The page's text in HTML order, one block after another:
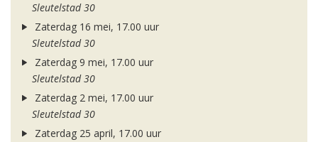
Sleutelstad 30
Zaterdag 16 mei, 17.00 uur
Sleutelstad 30
Zaterdag 9 mei, 17.00 uur
Sleutelstad 30
Zaterdag 2 mei, 17.00 uur
Sleutelstad 30
Zaterdag 25 april, 17.00 uur